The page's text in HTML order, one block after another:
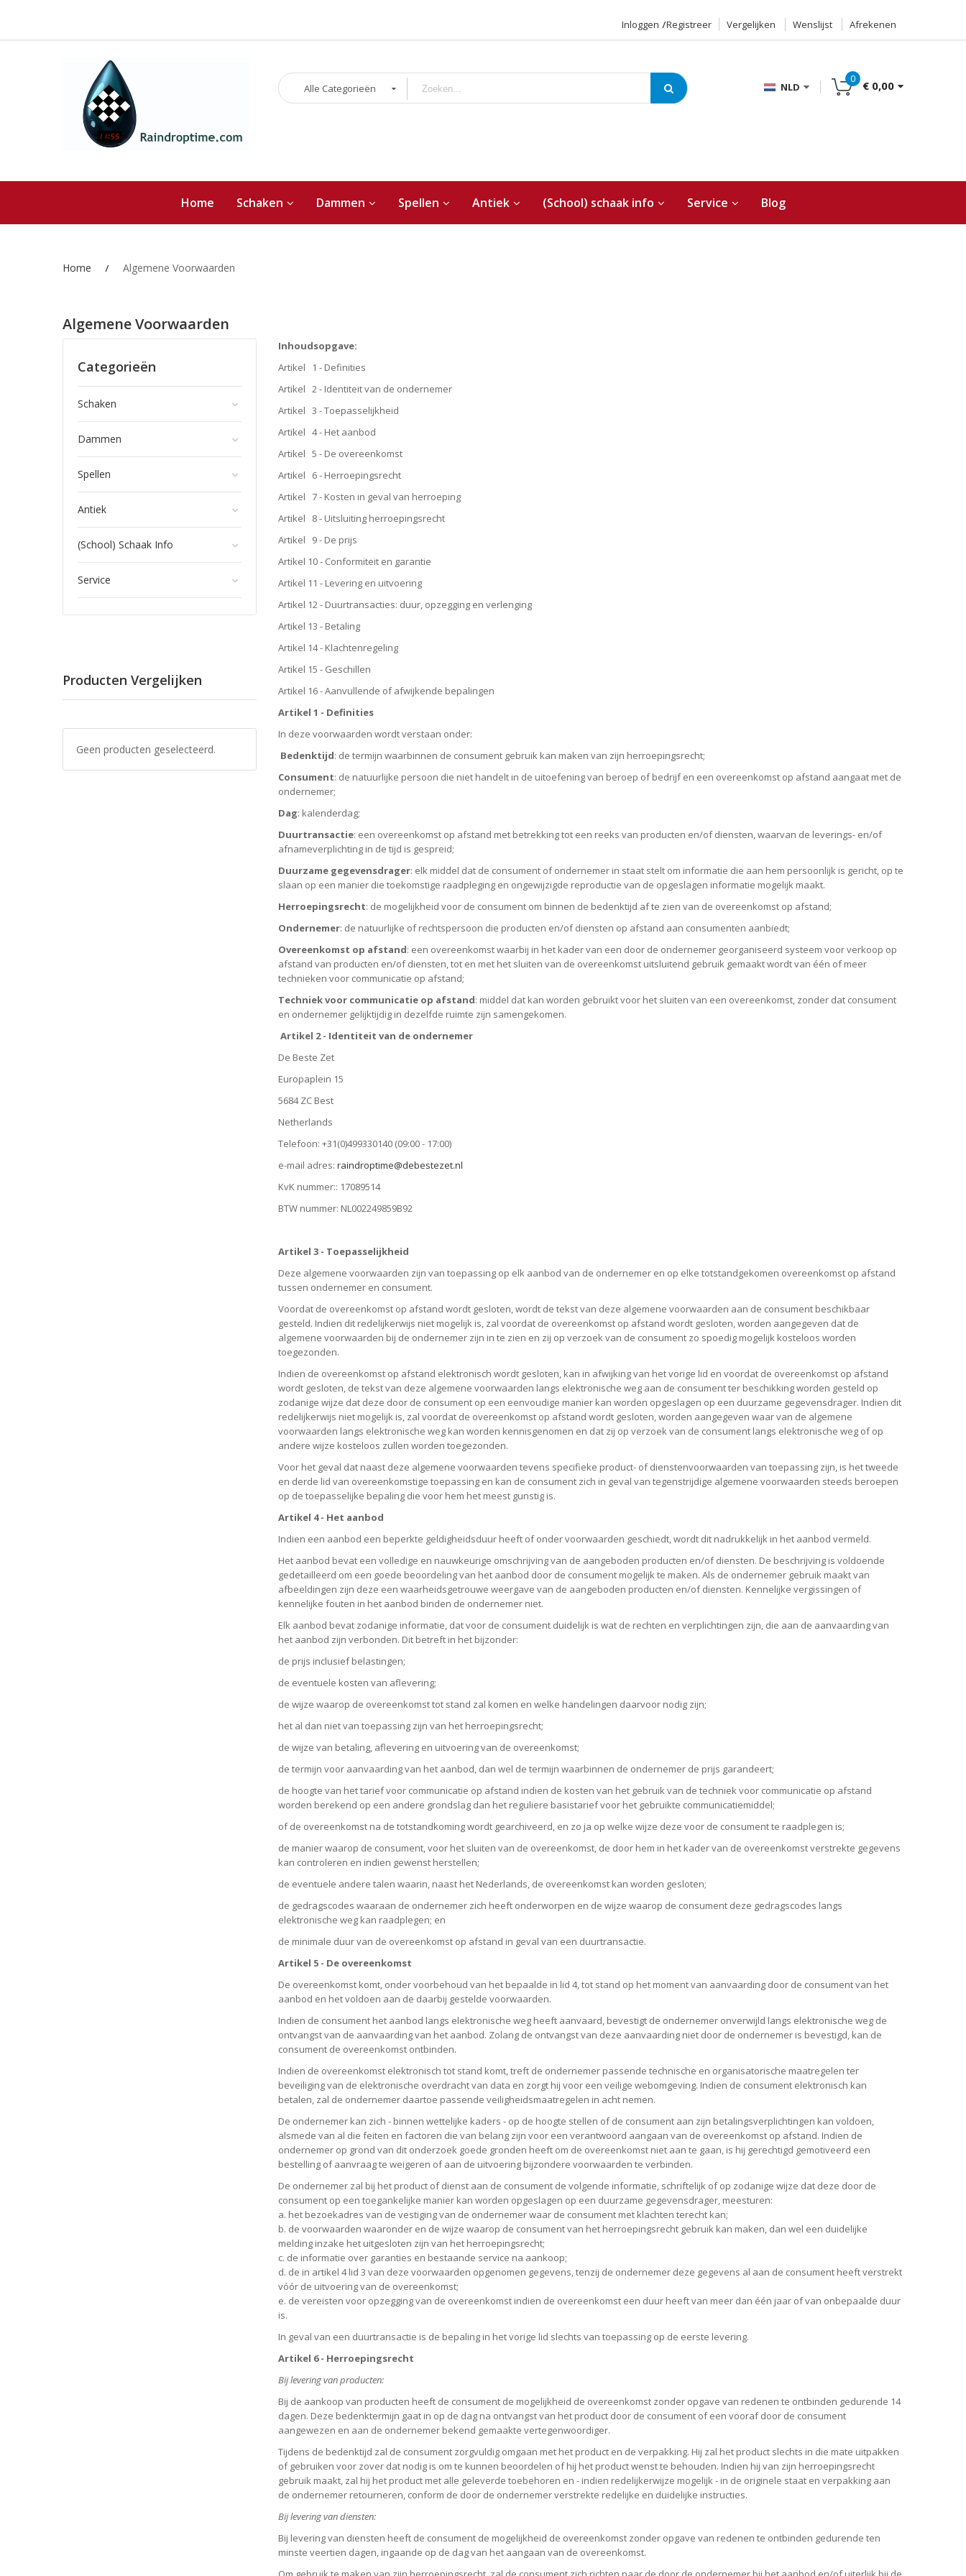
Inloggen Registreer Vergelijken Wenslijst Afrekenen
Alle Categorieën NLD
0
€ 0,00
Home Schaken Dammen Spellen Antiek (School) schaak info Service Blog
Home Algemene Voorwaarden
Algemene Voorwaarden
Inhoudsopgave:
Artikel 1 - Definities
Artikel 2 - Identiteit van de ondernemer
Artikel 3 - Toepasselijkheid
Artikel 4 - Het aanbod
Artikel 5 - De overeenkomst
Artikel 6 - Herroepingsrecht
Artikel 7 - Kosten in geval van herroeping
Artikel 8 - Uitsluiting herroepingsrecht
Artikel 9 - De prijs
Artikel 10 - Conformiteit en garantie
Artikel 11 - Levering en uitvoering
Artikel 12 - Duurtransacties: duur, opzegging en verlenging
Artikel 13 - Betaling
Artikel 14 - Klachtenregeling
Artikel 15 - Geschillen
Artikel 16 - Aanvullende of afwijkende bepalingen
Artikel 1 - Definities
In deze voorwaarden wordt verstaan onder:
Bedenktijd: de termijn waarbinnen de consument gebruik kan maken van zijn herroepingsrecht;
Consument: de natuurlijke persoon die niet handelt in de uitoefening van beroep of bedrijf en een overeenkomst op afstand aangaat met de
ondernemer;
Dag: kalenderdag;
Duurtransactie: een overeenkomst op afstand met betrekking tot een reeks van producten en/of diensten, waarvan de leverings- en/of
afnameverplichting in de tijd is gespreid;
Duurzame gegevensdrager: elk middel dat de consument of ondernemer in staat stelt om informatie die aan hem persoonlijk is gericht, op te
slaan op een manier die toekomstige raadpleging en ongewijzigde reproductie van de opgeslagen informatie mogelijk maakt.
Herroepingsrecht: de mogelijkheid voor de consument om binnen de bedenktijd af te zien van de overeenkomst op afstand;
Ondernemer: de natuurlijke of rechtspersoon die producten en/of diensten op afstand aan consumenten aanbiedt;
Overeenkomst op afstand: een overeenkomst waarbij in het kader van een door de ondernemer georganiseerd systeem voor verkoop op
afstand van producten en/of diensten, tot en met het sluiten van de overeenkomst uitsluitend gebruik gemaakt wordt van één of meer
technieken voor communicatie op afstand;
Techniek voor communicatie op afstand: middel dat kan worden gebruikt voor het sluiten van een overeenkomst, zonder dat consument
en ondernemer gelijktijdig in dezelfde ruimte zijn samengekomen.
Artikel 2 - Identiteit van de ondernemer
De Beste Zet
Europaplein 15
5684 ZC Best
Netherlands
Telefoon: +31(0)499330140 (09:00 - 17:00)
e-mail adres: raindroptime@debestezet.nl
KvK nummer:: 17089514
BTW nummer: NL002249859B92
Artikel 3 - Toepasselijkheid
Deze algemene voorwaarden zijn van toepassing op elk aanbod van de ondernemer en op elke totstandgekomen overeenkomst op afstand
tussen ondernemer en consument.
Voordat de overeenkomst op afstand wordt gesloten, wordt de tekst van deze algemene voorwaarden aan de consument beschikbaar
gesteld. Indien dit redelijkerwijs niet mogelijk is, zal voordat de overeenkomst op afstand wordt gesloten, worden aangegeven dat de
algemene voorwaarden bij de ondernemer zijn in te zien en zij op verzoek van de consument zo spoedig mogelijk kosteloos worden
toegezonden.
Indien de overeenkomst op afstand elektronisch wordt gesloten, kan in afwijking van het vorige lid en voordat de overeenkomst op afstand
wordt gesloten, de tekst van deze algemene voorwaarden langs elektronische weg aan de consument ter beschikking worden gesteld op
zodanige wijze dat deze door de consument op een eenvoudige manier kan worden opgeslagen op een duurzame gegevensdrager. Indien dit
redelijkerwijs niet mogelijk is, zal voordat de overeenkomst op afstand wordt gesloten, worden aangegeven waar van de algemene
voorwaarden langs elektronische weg kan worden kennisgenomen en dat zij op verzoek van de consument langs elektronische weg of op
andere wijze kosteloos zullen worden toegezonden.
Voor het geval dat naast deze algemene voorwaarden tevens specifieke product- of dienstenvoorwaarden van toepassing zijn, is het tweede
en derde lid van overeenkomstige toepassing en kan de consument zich in geval van tegenstrijdige algemene voorwaarden steeds beroepen
op de toepasselijke bepaling die voor hem het meest gunstig is.
Artikel 4 - Het aanbod
Indien een aanbod een beperkte geldigheidsduur heeft of onder voorwaarden geschiedt, wordt dit nadrukkelijk in het aanbod vermeld.
Het aanbod bevat een volledige en nauwkeurige omschrijving van de aangeboden producten en/of diensten. De beschrijving is voldoende
gedetailleerd om een goede beoordeling van het aanbod door de consument mogelijk te maken. Als de ondernemer gebruik maakt van
afbeeldingen zijn deze een waarheidsgetrouwe weergave van de aangeboden producten en/of diensten. Kennelijke vergissingen of
kennelijke fouten in het aanbod binden de ondernemer niet.
Elk aanbod bevat zodanige informatie, dat voor de consument duidelijk is wat de rechten en verplichtingen zijn, die aan de aanvaarding van
het aanbod zijn verbonden. Dit betreft in het bijzonder:
de prijs inclusief belastingen;
de eventuele kosten van aflevering;
de wijze waarop de overeenkomst tot stand zal komen en welke handelingen daarvoor nodig zijn;
het al dan niet van toepassing zijn van het herroepingsrecht;
de wijze van betaling, aflevering en uitvoering van de overeenkomst;
de termijn voor aanvaarding van het aanbod, dan wel de termijn waarbinnen de ondernemer de prijs garandeert;
de hoogte van het tarief voor communicatie op afstand indien de kosten van het gebruik van de techniek voor communicatie op afstand
worden berekend op een andere grondslag dan het reguliere basistarief voor het gebruikte communicatiemiddel;
of de overeenkomst na de totstandkoming wordt gearchiveerd, en zo ja op welke wijze deze voor de consument te raadplegen is;
de manier waarop de consument, voor het sluiten van de overeenkomst, de door hem in het kader van de overeenkomst verstrekte gegevens
kan controleren en indien gewenst herstellen;
de eventuele andere talen waarin, naast het Nederlands, de overeenkomst kan worden gesloten;
de gedragscodes waaraan de ondernemer zich heeft onderworpen en de wijze waarop de consument deze gedragscodes langs
elektronische weg kan raadplegen; en
de minimale duur van de overeenkomst op afstand in geval van een duurtransactie.
Artikel 5 - De overeenkomst
De overeenkomst komt, onder voorbehoud van het bepaalde in lid 4, tot stand op het moment van aanvaarding door de consument van het
aanbod en het voldoen aan de daarbij gestelde voorwaarden.
Indien de consument het aanbod langs elektronische weg heeft aanvaard, bevestigt de ondernemer onverwijld langs elektronische weg de
ontvangst van de aanvaarding van het aanbod. Zolang de ontvangst van deze aanvaarding niet door de ondernemer is bevestigd, kan de
consument de overeenkomst ontbinden.
Indien de overeenkomst elektronisch tot stand komt, treft de ondernemer passende technische en organisatorische maatregelen ter
beveiliging van de elektronische overdracht van data en zorgt hij voor een veilige webomgeving. Indien de consument elektronisch kan
betalen, zal de ondernemer daartoe passende veiligheidsmaatregelen in acht nemen.
De ondernemer kan zich - binnen wettelijke kaders - op de hoogte stellen of de consument aan zijn betalingsverplichtingen kan voldoen,
alsmede van al die feiten en factoren die van belang zijn voor een verantwoord aangaan van de overeenkomst op afstand. Indien de
ondernemer op grond van dit onderzoek goede gronden heeft om de overeenkomst niet aan te gaan, is hij gerechtigd gemotiveerd een
bestelling of aanvraag te weigeren of aan de uitvoering bijzondere voorwaarden te verbinden.
De ondernemer zal bij het product of dienst aan de consument de volgende informatie, schriftelijk of op zodanige wijze dat deze door de
consument op een toegankelijke manier kan worden opgeslagen op een duurzame gegevensdrager, meesturen:
a. het bezoekadres van de vestiging van de ondernemer waar de consument met klachten terecht kan;
b. de voorwaarden waaronder en de wijze waarop de consument van het herroepingsrecht gebruik kan maken, dan wel een duidelijke
melding inzake het uitgesloten zijn van het herroepingsrecht;
c. de informatie over garanties en bestaande service na aankoop;
d. de in artikel 4 lid 3 van deze voorwaarden opgenomen gegevens, tenzij de ondernemer deze gegevens al aan de consument heeft verstrekt
vóór de uitvoering van de overeenkomst;
e. de vereisten voor opzegging van de overeenkomst indien de overeenkomst een duur heeft van meer dan één jaar of van onbepaalde duur
is.
In geval van een duurtransactie is de bepaling in het vorige lid slechts van toepassing op de eerste levering.
Artikel 6 - Herroepingsrecht
Bij levering van producten:
Bij de aankoop van producten heeft de consument de mogelijkheid de overeenkomst zonder opgave van redenen te ontbinden gedurende 14
dagen. Deze bedenktermijn gaat in op de dag na ontvangst van het product door de consument of een vooraf door de consument
aangewezen en aan de ondernemer bekend gemaakte vertegenwoordiger.
Tijdens de bedenktijd zal de consument zorgvuldig omgaan met het product en de verpakking. Hij zal het product slechts in die mate uitpakken
of gebruiken voor zover dat nodig is om te kunnen beoordelen of hij het product wenst te behouden. Indien hij van zijn herroepingsrecht
gebruik maakt, zal hij het product met alle geleverde toebehoren en - indien redelijkerwijze mogelijk - in de originele staat en verpakking aan
de ondernemer retourneren, conform de door de ondernemer verstrekte redelijke en duidelijke instructies.
Bij levering van diensten:
Bij levering van diensten heeft de consument de mogelijkheid de overeenkomst zonder opgave van redenen te ontbinden gedurende ten
minste veertien dagen, ingaande op de dag van het aangaan van de overeenkomst.
Categorieën
Schaken
Dammen
Spellen
Antiek
(School) Schaak Info
Service
Producten Vergelijken
Geen producten geselecteerd.